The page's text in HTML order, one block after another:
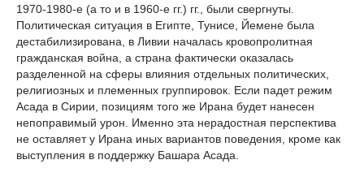
1970-1980-е (а то и в 1960-е гг.) гг., были свергнуты.
Политическая ситуация в Египте, Тунисе, Йемене была
дестабилизирована, в Ливии началась кровопролитная
гражданская война, а страна фактически оказалась
разделенной на сферы влияния отдельных политических,
религиозных и племенных группировок. Если падет режим
Асада в Сирии, позициям того же Ирана будет нанесен
непоправимый урон. Именно эта нерадостная перспектива
не оставляет у Ирана иных вариантов поведения, кроме как
выступления в поддержку Башара Асада.